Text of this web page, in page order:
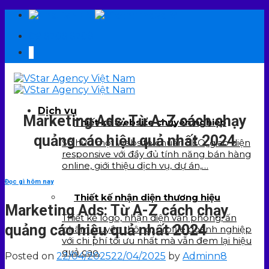
Skip
content
Dịch vụ
Thiết kế website chuyên nghiệp
Sở hữu một website chuẩn SEO, giao diện
responsive với đầy đủ tính năng bán hàng
online, giới thiệu dịch vụ, dự án,…
Thiết kế nhận diện thương hiệu
Thiết kế logo, nhận diện văn phòng, ấn
phẩm truyền thông, profile doanh nghiệp
với chi phí tối ưu nhất mà vẫn đem lại hiệu
quả cao.
Marketing Ads: Từ A-Z cách chạy
quảng cáo hiệu quả nhất 2024
Đọc gì hôm nay
Marketing Ads: Từ A-Z cách chạy
quảng cáo hiệu quả nhất 2024
Posted on 22/04/202522/04/2025 by Adminn8